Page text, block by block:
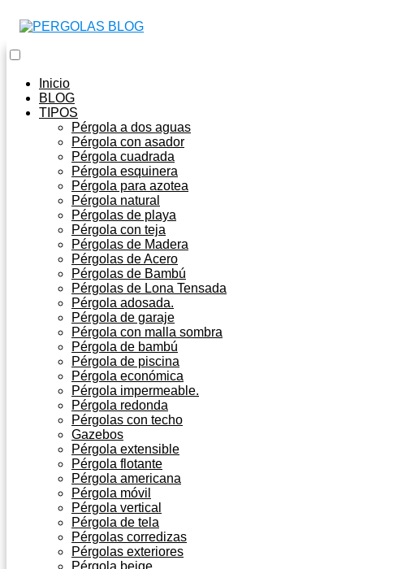
Inicio
BLOG
TIPOS
Pérgola a dos aguas
Pérgola con asador
Pérgola cuadrada
Pérgola esquinera
Pérgola para azotea
Pérgola natural
Pérgolas de playa
Pérgola con teja
Pérgolas de Madera
Pérgolas de Acero
Pérgolas de Bambú
Pérgolas de Lona Tensada
Pérgola adosada.
Pérgola de garaje
Pérgola con malla sombra
Pérgola de bambú
Pérgola de piscina
Pérgola económica
Pérgola impermeable.
Pérgola redonda
Pérgolas con techo
Gazebos
Pérgola extensible
Pérgola flotante
Pérgola americana
Pérgola móvil
Pérgola vertical
Pérgola de tela
Pérgolas corredizas
Pérgolas exteriores
Pérgola beige